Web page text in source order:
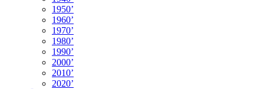
1950’
1960’
1970’
1980’
1990’
2000’
2010’
2020’